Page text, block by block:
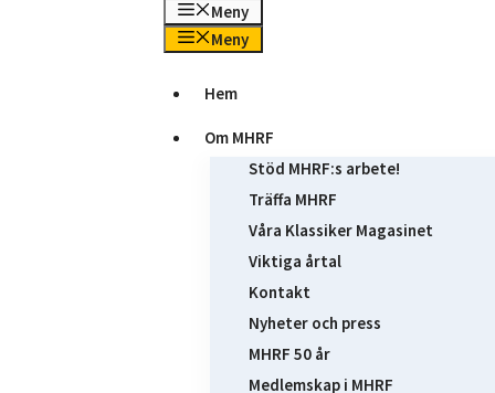
Meny
Meny
Hem
Om MHRF
Stöd MHRF:s arbete!
Träffa MHRF
Våra Klassiker Magasinet
Viktiga årtal
Kontakt
Nyheter och press
MHRF 50 år
Medlemskap i MHRF